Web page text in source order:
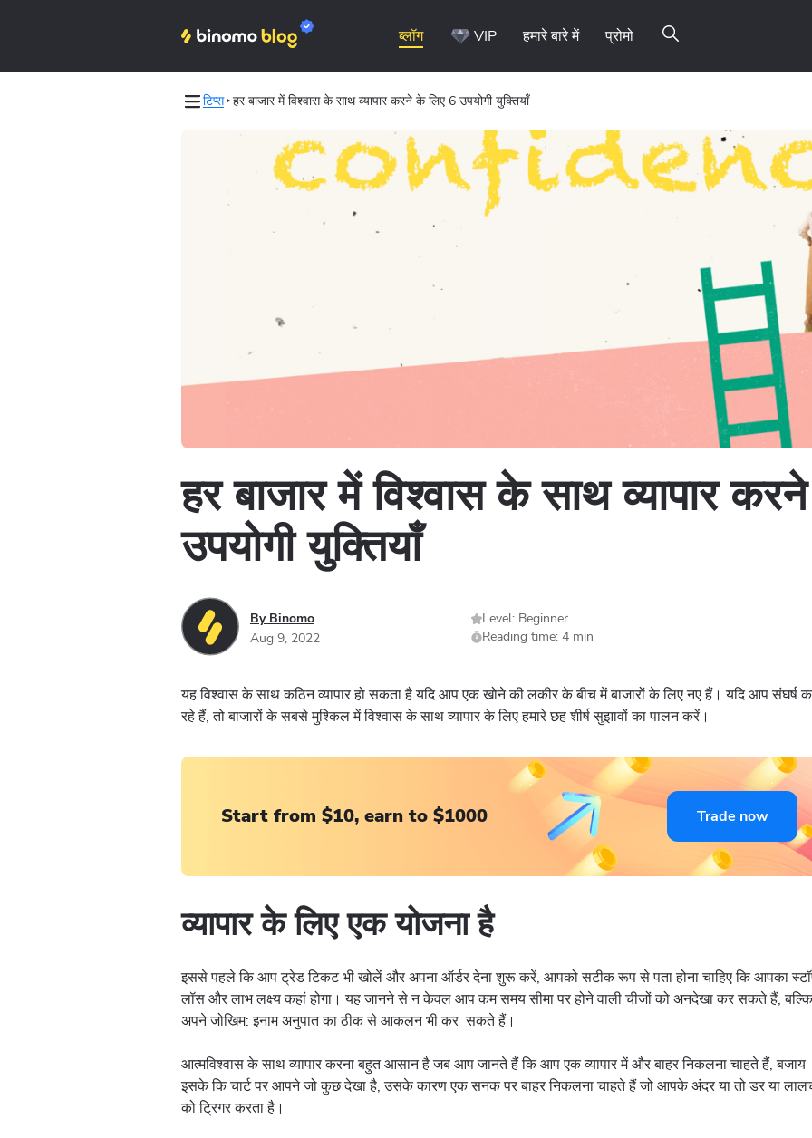
ब्लॉग VIP हमारे बारे में प्रोमो
टिप्स हर बाजार में विश्वास के साथ व्यापार करने के लिए 6 उपयोगी युक्तियाँ
हर बाजार में विश्वास के साथ व्यापार
उपयोगी युक्तियाँ
By Binomo
Aug 9, 2022
Level: Beginner
Reading time: 4 min
यह विश्वास के साथ कठिन व्यापार हो सकता है यदि आप एक खोने की लकीर के बीच में बाजारों के लिए नए हैं। यदि आप संघर्ष
रहे हैं, तो बाजारों के सबसे मुश्किल में विश्वास के साथ व्यापार के लिए हमारे छह शीर्ष सुझावों का पालन करें।
Start from $10, earn to $1000 Trade now
व्यापार के लिए एक योजना है
इससे पहले कि आप ट्रेड टिकट भी खोलें और अपना ऑर्डर देना शुरू करें, आपको सटीक रूप से पता होना चाहिए कि आपका
लॉस और लाभ लक्ष्य कहां होगा। यह जानने से न केवल आप कम समय सीमा पर होने वाली चीजों को अनदेखा कर सकते हैं, बल्कि
अपने जोखिम: इनाम अनुपात का ठीक से आकलन भी कर सकते हैं।
आत्मविश्वास के साथ व्यापार करना बहुत आसान है जब आप जानते हैं कि आप एक व्यापार में और बाहर निकलना चाहते हैं, बजाय
इसके कि चार्ट पर आपने जो कुछ देखा है, उसके कारण एक सनक पर बाहर निकलना चाहते हैं जो आपके अंदर या तो डर या
को ट्रिगर करता है।